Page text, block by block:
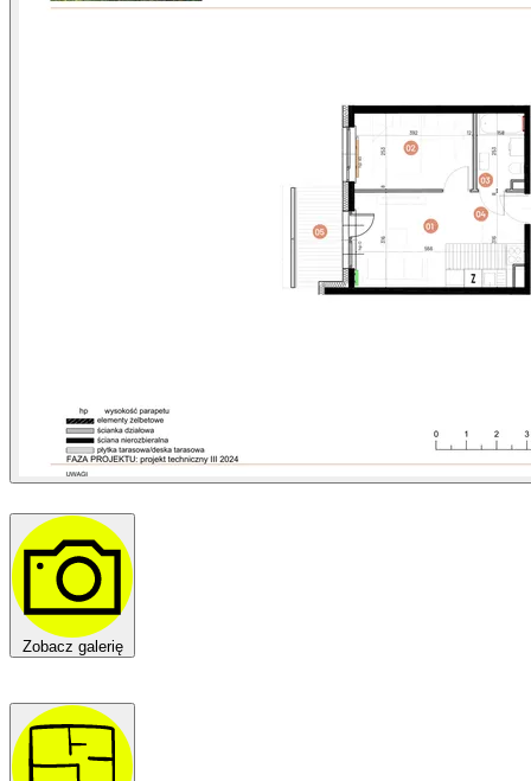
Zobacz galerię